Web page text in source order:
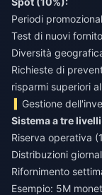
Periodi
Test di nuovi
Diversità
Richieste di
risparmi superiori
Gestione
Sistema a tre
Riserva operativa
Distribuzioni
Rifornimento
Esempio: 5M